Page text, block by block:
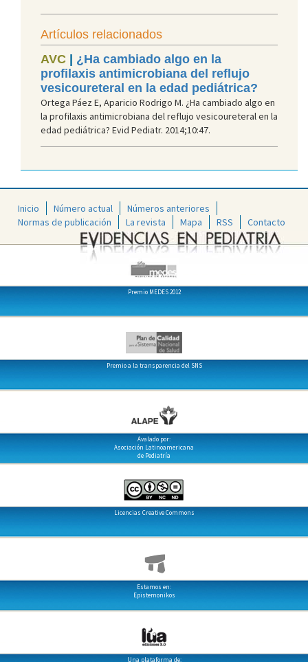
Artículos relacionados
AVC | ¿Ha cambiado algo en la
profilaxis antimicrobiana del reflujo
vesicoureteral en la edad pediátrica?
Ortega Páez E, Aparicio Rodrigo M. ¿Ha cambiado algo en
la profilaxis antimicrobiana del reflujo vesicoureteral en la
edad pediátrica? Evid Pediatr. 2014;10:47.
Inicio Número actual
Números anteriores
Normas de publicación
La revista Mapa RSS Contacto
Premio MEDES 2012
Premio a la transparencia del SNS
Avalado por:
Asociación Latinoamericana
de Pediatría
Licencias Creative Commons
Estamos en:
Epistemonikos
Una plataforma de: